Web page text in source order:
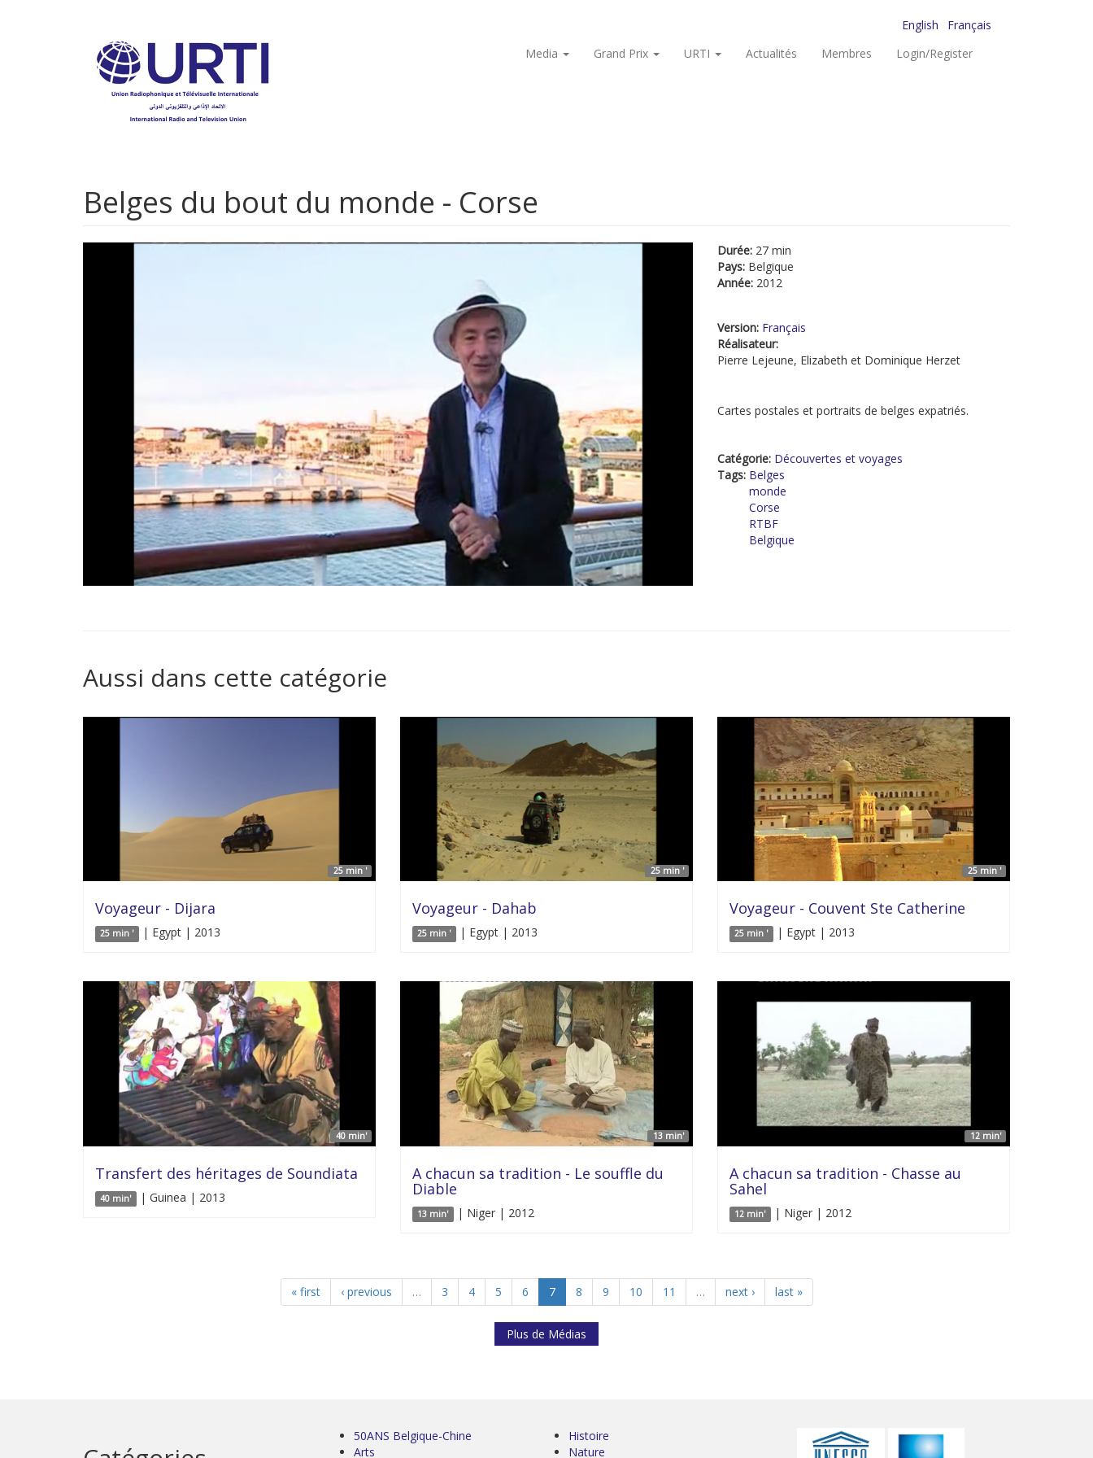
English
Français
Media
Grand Prix URTI Actualités Membres Login/Register
Belges du bout du monde - Corse
Durée: 27 min
Pays: Belgique
Année: 2012
Version: Français
Réalisateur:
Pierre Lejeune, Elizabeth et Dominique Herzet
Cartes postales et portraits de belges expatriés.
Catégorie: Découvertes et voyages
Tags: Belges
monde
Corse
RTBF
Belgique
Aussi dans cette catégorie
25 min '
Voyageur - Dijara
25 min ' | Egypt | 2013
25 min '
Voyageur - Dahab
25 min ' | Egypt | 2013
25 min '
Voyageur - Couvent Ste Catherine
25 min ' | Egypt | 2013
40 min'
Transfert des héritages de Soundiata
40 min' | Guinea | 2013
13 min'
A chacun sa tradition - Le souffle du
Diable
13 min' | Niger | 2012
12 min'
A chacun sa tradition - Chasse au
Sahel
12 min' | Niger | 2012
« first ‹ previous … 3 4 5 6 7 8 9 10 11 … next › last »
Plus de Médias
50ANS Belgique-Chine
Arts
Histoire
Nature